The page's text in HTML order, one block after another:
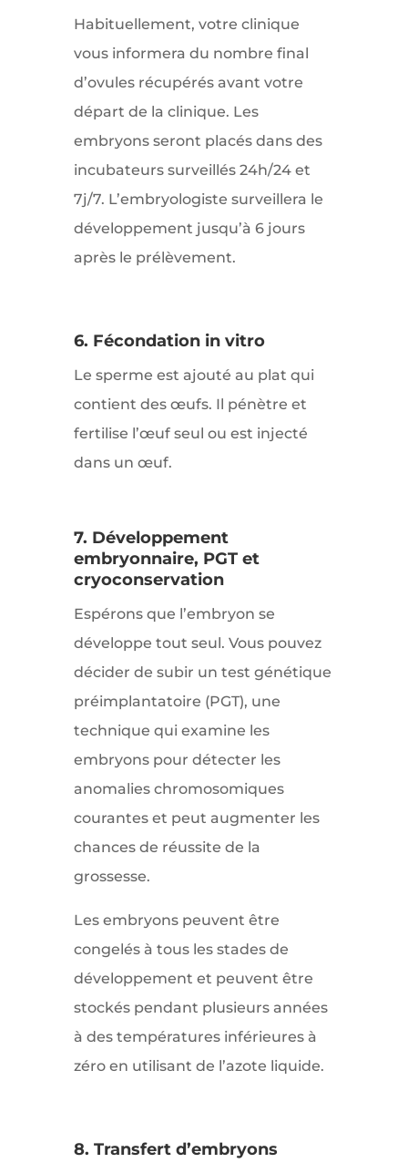
Habituellement, votre clinique
vous informera du nombre final
d’ovules récupérés avant votre
départ de la clinique. Les
embryons seront placés dans des
incubateurs surveillés 24h/24 et
7j/7. L’embryologiste surveillera le
développement jusqu’à 6 jours
après le prélèvement.
6. Fécondation in vitro
Le sperme est ajouté au plat qui
contient des œufs. Il pénètre et
fertilise l’œuf seul ou est injecté
dans un œuf.
7. Développement
embryonnaire, PGT et
cryoconservation
Espérons que l’embryon se
développe tout seul. Vous pouvez
décider de subir un test génétique
préimplantatoire (PGT), une
technique qui examine les
embryons pour détecter les
anomalies chromosomiques
courantes et peut augmenter les
chances de réussite de la
grossesse.
Les embryons peuvent être
congelés à tous les stades de
développement et peuvent être
stockés pendant plusieurs années
à des températures inférieures à
zéro en utilisant de l’azote liquide.
8. Transfert d’embryons